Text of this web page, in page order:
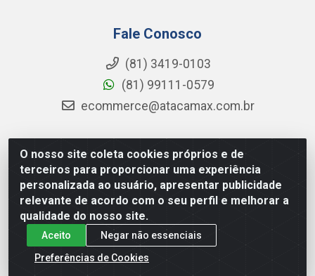
O nosso site coleta cookies próprios e de
terceiros para proporcionar uma experiência
personalizada ao usuário, apresentar publicidade
relevante de acordo com o seu perfil e melhorar a
qualidade do nosso site.
Aceito
Negar não essenciais
Preferências de Cookies
Fale Conosco
(81) 3419-0103
(81) 99111-0579
ecommerce@atacamax.com.br
Atacamax Importadora de Alimentos LTDA - RODOVIA BR-
101 - SUL, KM 79,60 GP E GALPAO:D - Muribeca, Jaboatão dos
Guararapes - PE, 54355-010 - CNPJ 08.305.623/0001-84